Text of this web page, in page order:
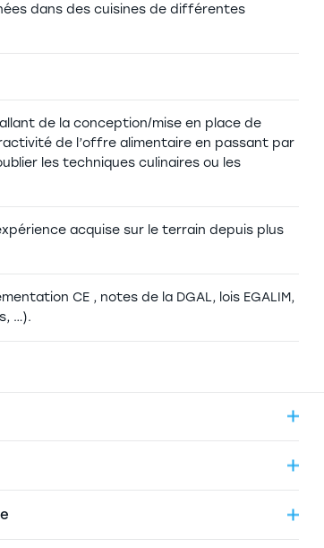
dans des cuisines de différentes
de la conception/mise en place de
de l’offre alimentaire en passant par
les techniques culinaires ou les
acquise sur le terrain depuis plus
CE , notes de la DGAL, lois EGALIM,
…).